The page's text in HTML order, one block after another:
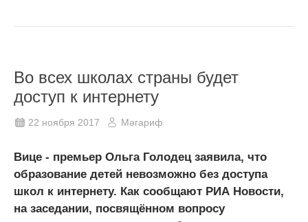
Во всех школах страны будет
доступ к интернету
22 ноября 2017 Мәгариф
Вице - премьер Ольга Голодец заявила, что
образование детей невозможно без доступа
школ к интернету. Как сообщают РИА Новости,
на заседании, посвящённом вопросу